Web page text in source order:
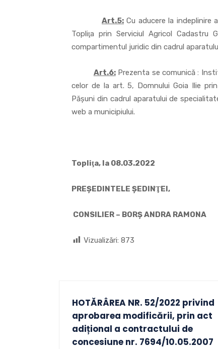
Art.5: Cu aducere la indeplinire
Topliţa prin Serviciul Agricol Cadastru
compartimentul juridic din cadrul
Art.6:Prezenta se comunică :
celor de la art. 5, Domnului Goia Ilie
Pășuni din cadrul aparatului de
web a municipiului.
Topliţa, la 08.03.2022
PREŞEDINTELE ŞEDINŢEI,
CONSILIER – BORȘ ANDRA RAMONA
Vizualizări: 873
HOTĂRÂREA NR. 52/2022 privind
aprobarea modificării, prin act
adițional a contractului de
concesiune nr. 7694/10.05.2007